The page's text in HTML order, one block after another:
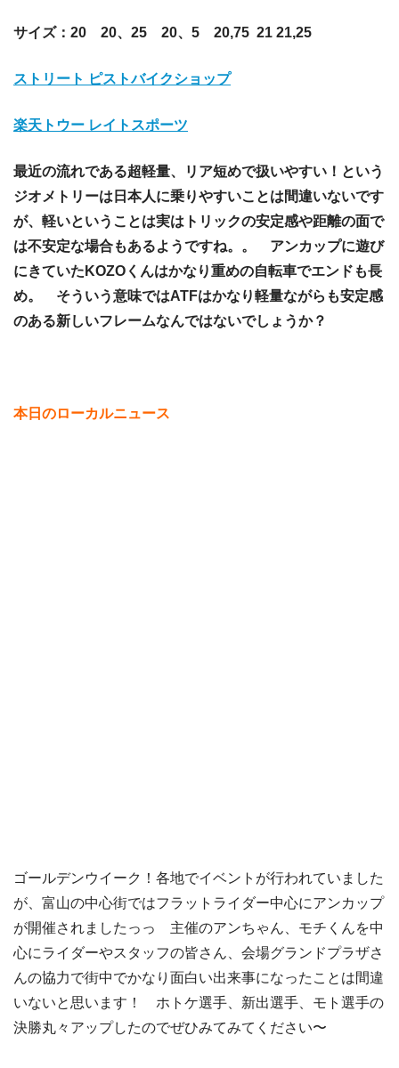
サイズ：20 20、25 20、5 20,75 21 21,25
ストリート ピストバイクショップ
楽天トウー レイトスポーツ
最近の流れである超軽量、リア短めで扱いやすい！という
ジオメトリーは日本人に乗りやすいことは間違いないです
が、軽いということは実はトリックの安定感や距離の面で
は不安定な場合もあるようですね。。 アンカップに遊び
にきていたKOZOくんはかなり重めの自転車でエンドも長
め。 そういう意味ではATFはかなり軽量ながらも安定感
のある新しいフレームなんではないでしょうか？
本日のローカルニュース
ゴールデンウイーク！各地でイベントが行われていました
が、富山の中心街ではフラットライダー中心にアンカップ
が開催されましたっっ 主催のアンちゃん、モチくんを中
心にライダーやスタッフの皆さん、会場グランドプラザさ
んの協力で街中でかなり面白い出来事になったことは間違
いないと思います！ ホトケ選手、新出選手、モト選手の
決勝丸々アップしたのでぜひみてみてください〜